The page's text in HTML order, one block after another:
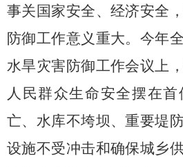
事关国家安全、经济安全
防御工作意义重大。今年
水旱灾害防御工作会议上
人民群众生命安全摆在
亡、水库不垮坝、重要堤
设施不受冲击和确保城乡